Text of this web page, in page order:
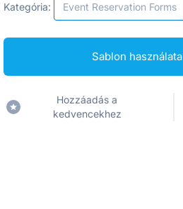
Kategória: Event Reservation Forms
Sablon használata
Hozzáadás a
kedvencekhez